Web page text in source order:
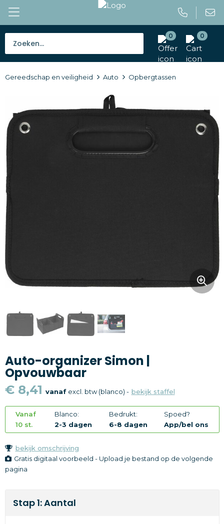
0 0
Tassen
Giveaways
Health en wellness
Kantoorartikelen
Gadgets
Textiel
Thema
Merken
Gereedschap en veiligheid Auto Opbergtassen
Auto-organizer Simon |
Opvouwbaar
€ 8,41 vanafexcl. btw (blanco) - bekijk staffel
Vanaf
10 st.
Blanco:
2-3 dagen
Bedrukt:
6-8 dagen
Spoed?
App/bel ons
bekijk omschrijving
Gratis digitaal voorbeeld - Upload je bestand op de volgende
pagina
Stap 1: Aantal